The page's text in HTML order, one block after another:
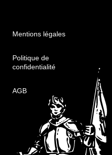
Mentions légales
Politique de
confidentialité
AGB